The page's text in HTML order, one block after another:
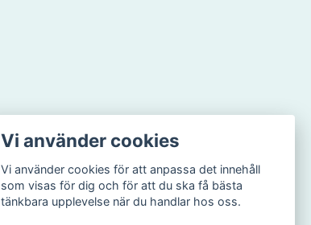
Vi använder cookies
Vi använder cookies för att anpassa det innehåll
som visas för dig och för att du ska få bästa
tänkbara upplevelse när du handlar hos oss.